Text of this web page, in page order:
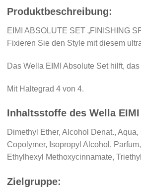
Produktbeschreibung:
EIMI ABSOLUTE SET „FINISHING
Fixieren Sie den Style mit diesem
Das Wella EIMI Absolute Set hilft,
Mit Haltegrad 4 von 4.
Inhaltsstoffe des Wella
Dimethyl Ether, Alcohol Denat.,
Copolymer, Isopropyl Alcohol,
Ethylhexyl Methoxycinnamate,
Zielgruppe: